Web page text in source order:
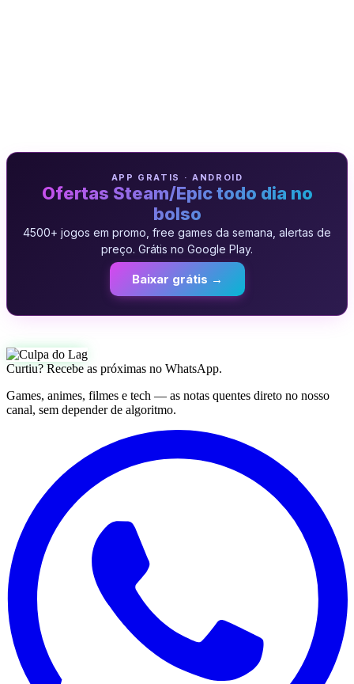
APP GRATIS · ANDROID
Ofertas Steam/Epic todo dia no
bolso
4500+ jogos em promo, free games da semana, alertas de
preço. Grátis no Google Play.
Baixar grátis →
Curtiu? Recebe as próximas no WhatsApp.
Games, animes, filmes e tech — as notas quentes direto no nosso
canal, sem depender de algoritmo.